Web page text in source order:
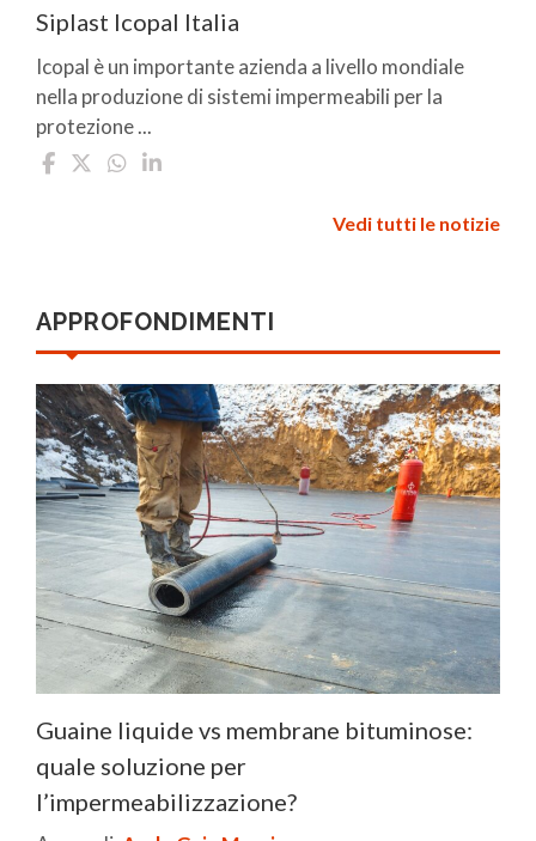
Siplast Icopal Italia
Icopal è un importante azienda a livello mondiale
nella produzione di sistemi impermeabili per la
protezione ...
Vedi tutti le notizie
APPROFONDIMENTI
Guaine liquide vs membrane bituminose:
quale soluzione per
l’impermeabilizzazione?